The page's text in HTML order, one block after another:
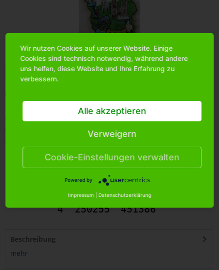
Bittemelden Sie sich an, um mehr Informationen über das
Produkt zu erhalten.
Artikel-Nr.:
1712850
288
4 250255 451386
Beschreibung
mehr
Wir nutzen Cookies auf unserer Website. Einige
Cookies sind technisch notwendig, während andere
uns helfen, diese Website und Ihre Erfahrung zu
verbessern.
Alle akzeptieren
Verweigern
Cookie-Einstellungen verwalten
Powered by
Impressum Datenschutzerklärung